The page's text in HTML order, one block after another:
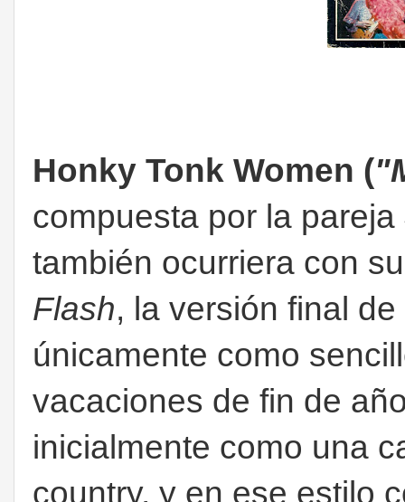
Honky Tonk Women (
compuesta por la pareja
también ocurriera con
Flash, la versión final
únicamente como
vacaciones de fin de
inicialmente como una
country, y en ese estilo